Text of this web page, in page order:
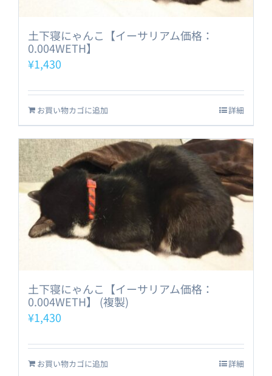
土下寝にゃんこ【イーサリアム価格：
0.004WETH】
¥1,430
お買い物カゴに追加 詳細
土下寝にゃんこ【イーサリアム価格：
0.004WETH】 (複製)
¥1,430
お買い物カゴに追加 詳細